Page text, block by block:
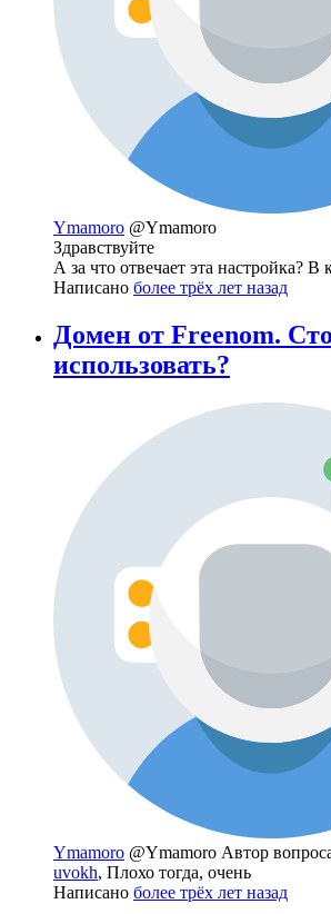
Ymamoro @Ymamoro
Здравствуйте
А за что отвечает эта настройка? В
Написано более трёх лет назад
Домен от Freenom.
использовать?
Ymamoro @Ymamoro Автор
uvokh, Плохо тогда, очень
Написано более трёх лет назад